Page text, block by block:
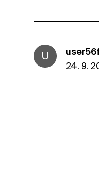
U
24. 9.